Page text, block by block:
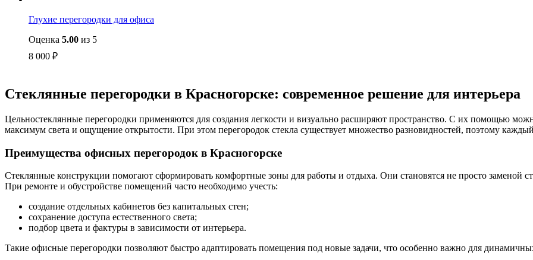
Глухие перегородки для офиса
Оценка 5.00 из 5
8 000 ₽
Стеклянные перегородки в Красногорске: современное решение для интерьера
Цельностеклянные перегородки применяются для создания легкости и визуально расширяют пространство. С их помощью
максимум света и ощущение открытости. При этом перегородок стекла существует множество разновидностей, поэтому
Преимущества офисных перегородок в Красногорске
Стеклянные конструкции помогают сформировать комфортные зоны для работы и отдыха. Они становятся не просто заменой
При ремонте и обустройстве помещений часто необходимо учесть:
создание отдельных кабинетов без капитальных стен;
сохранение доступа естественного света;
подбор цвета и фактуры в зависимости от интерьера.
Такие офисные перегородки позволяют быстро адаптировать помещения под новые задачи, что особенно важно для